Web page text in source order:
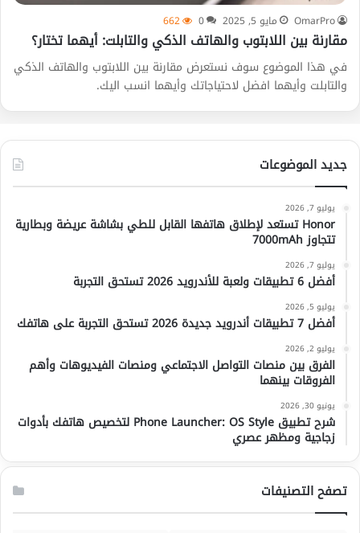
OmarPro مايو 5, 2025 0
662
مقارنة بين اللابتوب والهاتف الذكي والتابلت: أيهما تختار؟
في هذا الموضوع سوف نستعرض مقارنة بين اللابتوب والهاتف الذكي
والتابلت وأيهما افضل لاحتياجاتك وأيهما انسب اليك.
جديد الموضوعات
يوليو 7, 2026
Honor تستعد لإطلاق هاتفها القابل للطي بشاشة عريضة وبطارية
تتجاوز 7000mAh
يوليو 7, 2026
أفضل 6 تطبيقات ولعبة للأندرويد 2026 تستحق التجربة
يوليو 5, 2026
أفضل 7 تطبيقات أندرويد جديدة 2026 تستحق التجربة على هاتفك
يوليو 2, 2026
الفرق بين منصات التواصل الاجتماعي ومنصات الفيديوهات وأهم
الفروقات بينهما
يونيو 30, 2026
شرح تطبيق Phone Launcher: OS Style لتخصيص هاتفك بأدوات
زجاجية ومظهر عصري
تصفح التصنيفات